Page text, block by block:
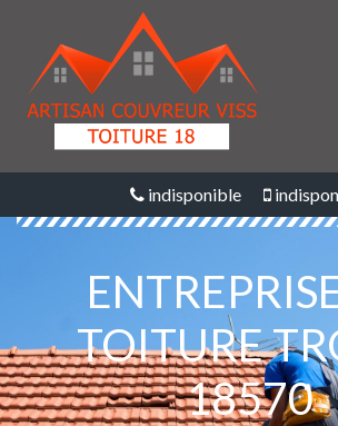
indisponible
TOITURE
18570